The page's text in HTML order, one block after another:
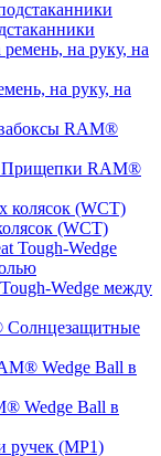
на руку, на
RAM®
Прищепки RAM®
(WCT)
Wedge между
Солнцезащитные
Wedge Ball в